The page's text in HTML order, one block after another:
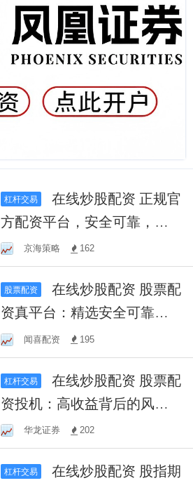
杠杆交易
在线炒股配资 正规官
方配资平台，安全可靠，助
您财富增值！
京海策略 162
股票配资
在线炒股配资 股票配
资真平台：精选安全可靠之
选
闻喜配资 195
杠杆交易
在线炒股配资 股票配
资投机：高收益背后的风险
博弈华龙证券 202
杠杆交易
在线炒股配资 股指期